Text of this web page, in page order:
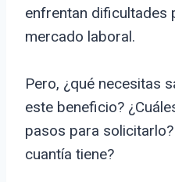
enfrentan dificultades
mercado laboral.
Pero, ¿qué necesitas
este beneficio?
pasos para
cuantía tiene?